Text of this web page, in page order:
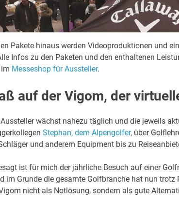
Pakete hinaus werden Videoproduktionen und
Infos zu den Paketen und den enthaltenen
Messeshop für Aussteller.
auf der Vigom, der
wächst nahezu täglich und die jeweils
Stephan, dem Alpengolfer, über
und anderem Equipment bis zu
ist für mich der jährliche Besuch auf einer
im Grunde die gesamte Golfbranche hat nun trotz
nicht als Notlösung, sondern als gute